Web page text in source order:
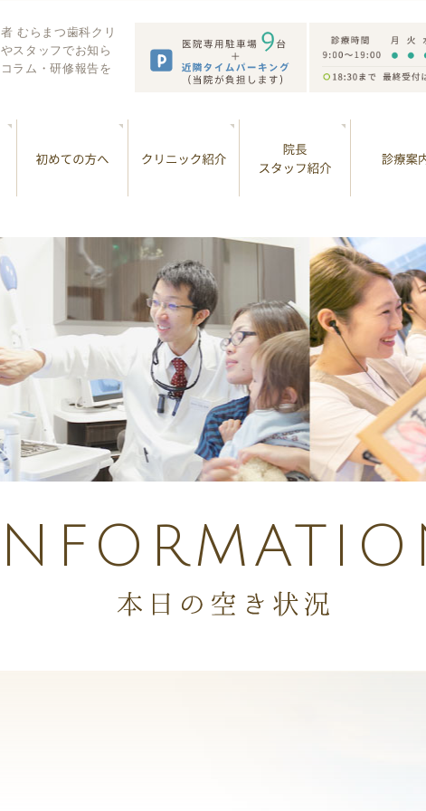
むらまつ歯科クリ
スタッフでお知ら
ラム・研修報告を